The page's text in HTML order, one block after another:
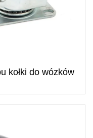
kołki do wózków